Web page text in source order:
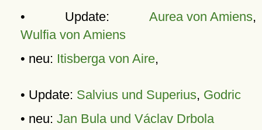
• Update: Aurea von Amiens,
Wulfia von Amiens
• neu: Itisberga von Aire,
• Update: Salvius und Superius, Godric
• neu: Jan Bula und Václav Drbola